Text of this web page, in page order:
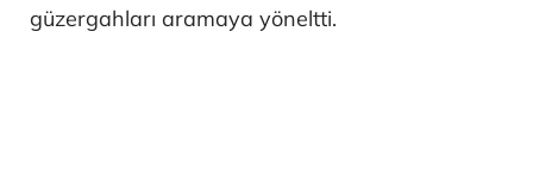
güzergahları aramaya yöneltti.